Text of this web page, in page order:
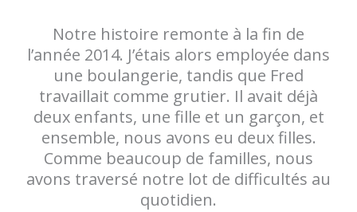
Notre histoire remonte à la fin de
l’année 2014. J’étais alors employée dans
une boulangerie, tandis que Fred
travaillait comme grutier. Il avait déjà
deux enfants, une fille et un garçon, et
ensemble, nous avons eu deux filles.
Comme beaucoup de familles, nous
avons traversé notre lot de difficultés au
quotidien.